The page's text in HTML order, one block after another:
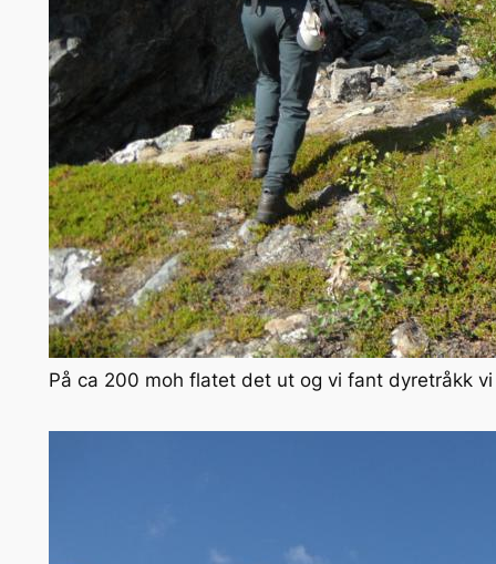
På ca 200 moh flatet det ut og vi fant dyretråkk